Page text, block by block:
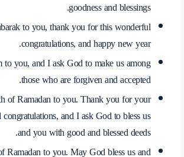
goodness and blessings.
to you, thank you for this wonderful
congratulations, and happy new year.
to you, and I ask God to make us among
those who are forgiven and accepted.
of Ramadan to you. Thank you for your
and I ask God to bless us
and you with good and blessed deeds.
Ramadan to you. May God bless us and